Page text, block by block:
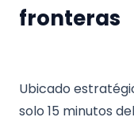
fronteras
Ubicado
solo 15 minutos